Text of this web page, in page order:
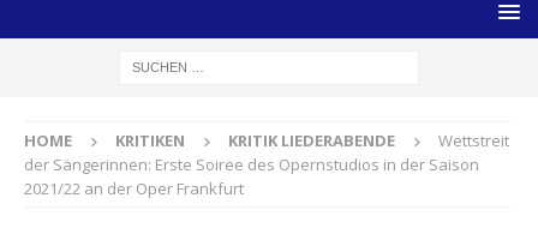
HOME KRITIKEN KRITIK LIEDERABENDE
Wettstreit
der Sängerinnen: Erste Soiree des Opernstudios in der Saison
2021/22 an der Oper Frankfurt